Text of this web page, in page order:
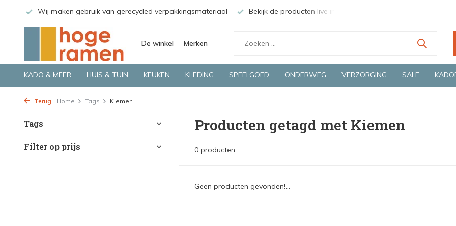
Wij maken gebruik van gerecycled verpakkingsmateriaal Bekijk de producten live in onze winkel in Deventer
De winkel Merken
KADO & MEER HUIS & TUIN KEUKEN KLEDING SPEELGOED ONDERWEG VERZORGING SALE
Terug Home Tags Kiemen
Tags
Filter op prijs
Producten getagd met Kiemen
0 producten
Geen producten gevonden!...